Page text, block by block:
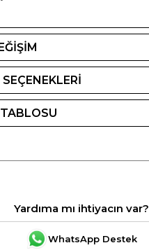
Yardıma mı ihtiyacın var?
WhatsApp Destek